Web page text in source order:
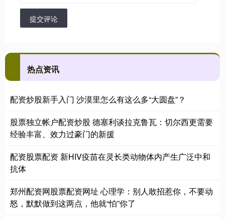
提交评论
热点资讯
配资炒股新手入门 沙漠里怎么有这么多“大圆盘”？
股票独立帐户配资炒股 德塞利谈拉克鲁瓦：切尔西更需要
经验丰富、效力过豪门的新援
配资股票配资 新HIV疫苗在灵长类动物体内产生广泛中和
抗体
郑州配资网股票配资网址 心理学：别人敢招惹你，不要动
怒，默默做到这两点，他就“怕”你了